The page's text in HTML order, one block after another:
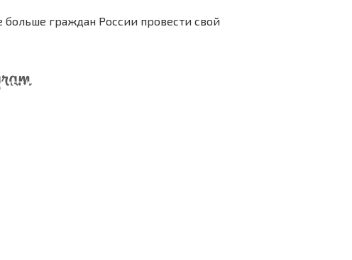
граждан России провести свой
IST DIE 6%-